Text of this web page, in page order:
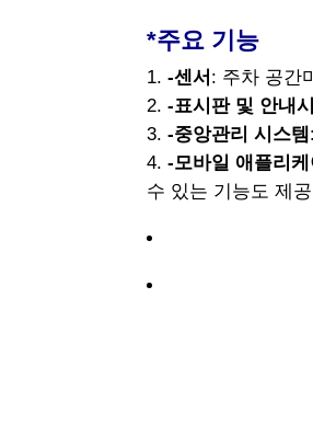
*주요 기능
-센서 : 주차 공간
-표시판 및 안내
-중앙관리 시스템
-모바일 애플리케
수 있는 기능도 제